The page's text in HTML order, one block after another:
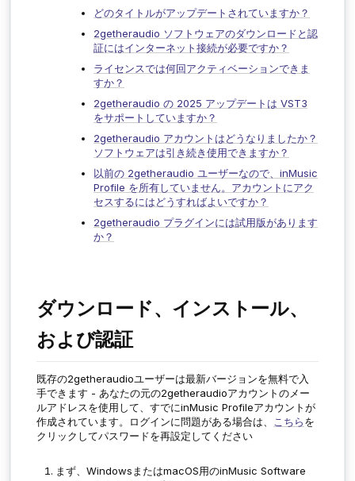
どのタイトルがアップデートされていますか？
2getheraudio ソフトウェアのダウンロードと認
証にはインターネット接続が必要ですか？
ライセンスでは何回アクティベーションできま
すか？
2getheraudio の 2025 アップデートは VST3
をサポートしていますか？
2getheraudio アカウントはどうなりましたか？
ソフトウェアは引き続き使用できますか？
以前の 2getheraudio ユーザーなので、inMusic
Profile を所有していません。アカウントにアク
セスするにはどうすればよいですか？
2getheraudio プラグインには試用版があります
か？
ダウンロード、インストール、
および認証
既存の2getheraudioユーザーは最新バージョンを無料で入
手できます - あなたの元の2getheraudioアカウントのメー
ルアドレスを使用して、すでにinMusic Profileアカウントが
作成されています。ログインに問題がある場合は、 こちらを
クリックしてパスワードを再設定してください
まず、WindowsまたはmacOS用のinMusic Software